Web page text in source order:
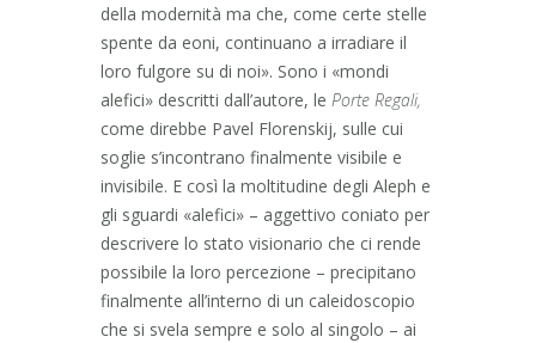
della modernità ma che, come certe stelle
spente da eoni, continuano a irradiare il
loro fulgore su di noi». Sono i «mondi
alefici» descritti dall’autore, le Porte Regali,
come direbbe Pavel Florenskij, sulle cui
soglie s’incontrano finalmente visibile e
invisibile. E così la moltitudine degli Aleph e
gli sguardi «alefici» – aggettivo coniato per
descrivere lo stato visionario che ci rende
possibile la loro percezione – precipitano
finalmente all’interno di un caleidoscopio
che si svela sempre e solo al singolo – ai